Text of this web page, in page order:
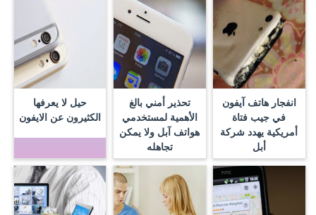
انفجار هاتف آيفون
في جيب فتاة
أمريكية يهدد شركة
أبل
تحذير أمني بالغ
الأهمية لمستخدمي
هواتف آبل ولا يمكن
تجاهله
حيل لا يعرفها
الكثيرون عن الايفون